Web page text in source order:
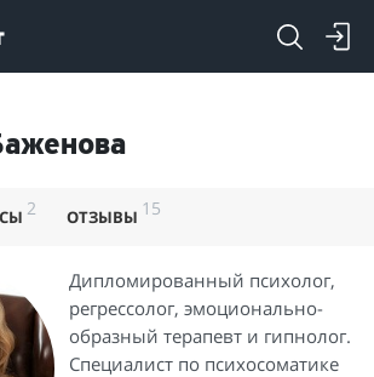
2 ОТЗЫВЫ 15
Дипломированный психолог,
регрессолог, эмоционально-
образный терапевт и гипнолог.
Специалист по психосоматике